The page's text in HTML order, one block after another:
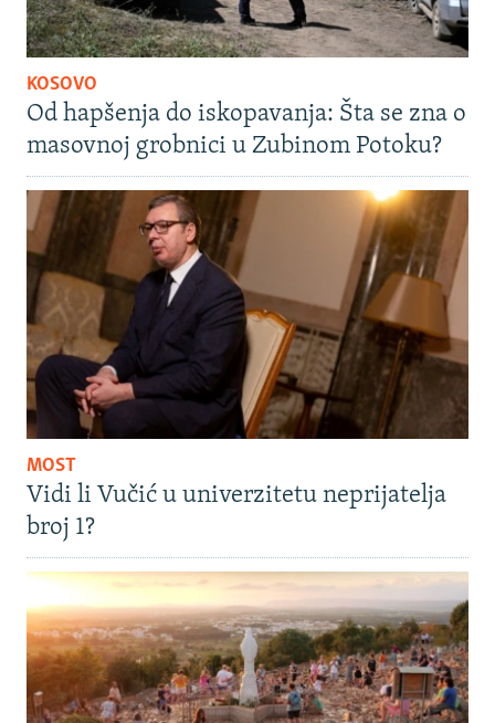
KOSOVO
Od hapšenja do iskopavanja: Šta se zna o
masovnoj grobnici u Zubinom Potoku?
MOST
Vidi li Vučić u univerzitetu neprijatelja
broj 1?